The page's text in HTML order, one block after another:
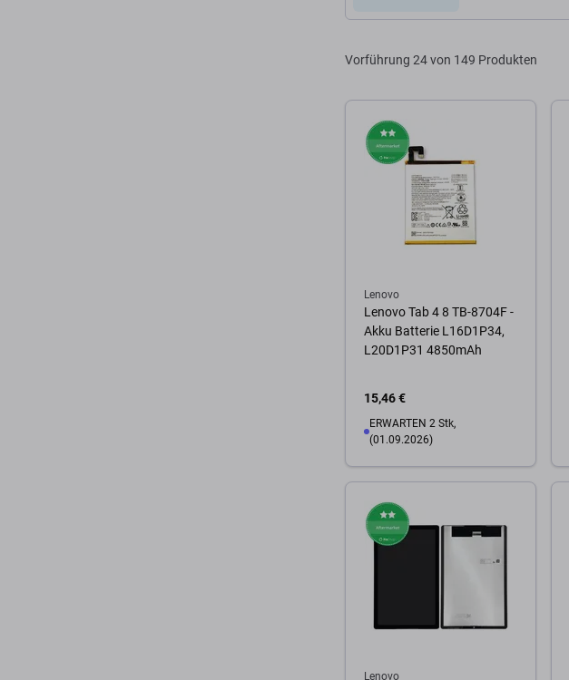
Vorführung 24 von 149 Produkten
Lenovo
Lenovo Tab 4 8 TB-8704F -
Akku Batterie L16D1P34,
L20D1P31 4850mAh
15,46 €
ERWARTEN 2 Stk,
(01.09.2026)
Zum Warenkorb
Lenovo